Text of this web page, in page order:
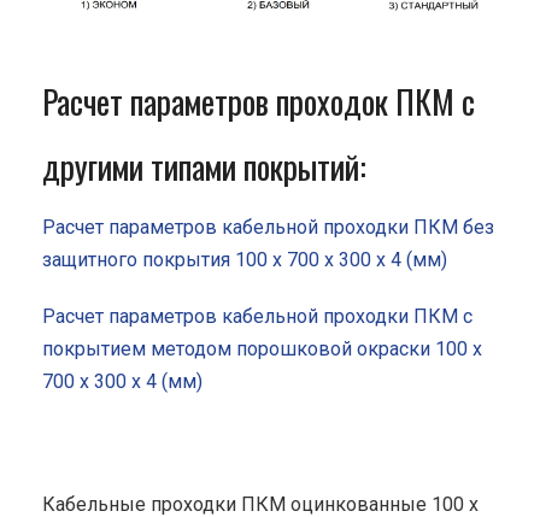
Расчет параметров проходок ПКМ с
другими типами покрытий:
Расчет параметров кабельной проходки ПКМ без
защитного покрытия 100 x 700 x 300 x 4 (мм)
Расчет параметров кабельной проходки ПКМ с
покрытием методом порошковой окраски 100 x
700 x 300 x 4 (мм)
Кабельные проходки ПКМ оцинкованные 100 x